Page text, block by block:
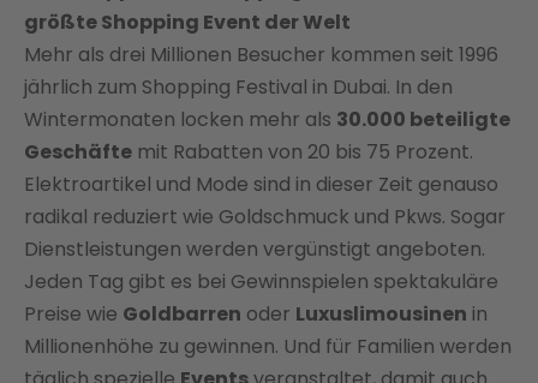
größte Shopping Event der Welt
Mehr als drei Millionen Besucher kommen seit 1996
jährlich zum Shopping Festival in Dubai. In den
Wintermonaten locken mehr als 30.000 beteiligte
Geschäfte mit Rabatten von 20 bis 75 Prozent.
Elektroartikel und Mode sind in dieser Zeit genauso
radikal reduziert wie Goldschmuck und Pkws. Sogar
Dienstleistungen werden vergünstigt angeboten.
Jeden Tag gibt es bei Gewinnspielen spektakuläre
Preise wie Goldbarren oder Luxuslimousinen in
Millionenhöhe zu gewinnen. Und für Familien werden